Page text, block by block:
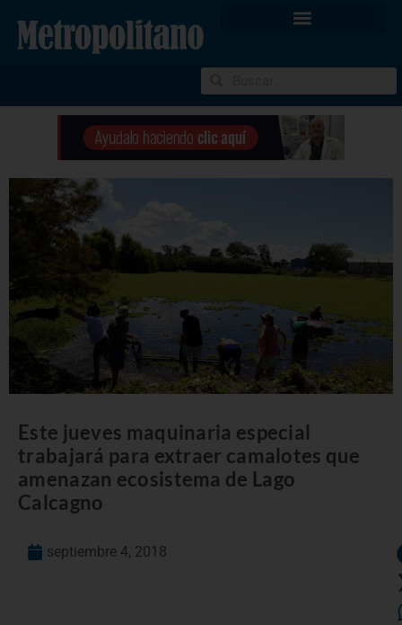
Este jueves maquinaria especial
trabajará para extraer camalotes que
amenazan ecosistema de Lago
Calcagno
septiembre 4, 2018